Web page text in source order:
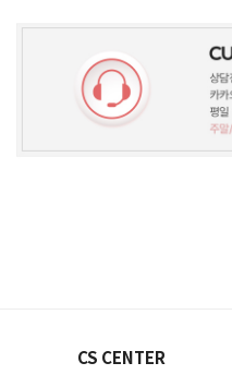
CS CENTER